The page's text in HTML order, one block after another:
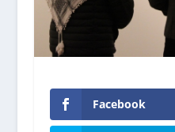
Facebook